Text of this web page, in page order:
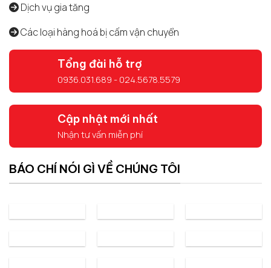
Dịch vụ gia tăng
Các loại hàng hoá bị cấm vận chuyển
Tổng đài hỗ trợ
0936.031.689 - 024.5678.5579
Cập nhật mới nhất
Nhận tư vấn miễn phí
BÁO CHÍ NÓI GÌ VỀ CHÚNG TÔI